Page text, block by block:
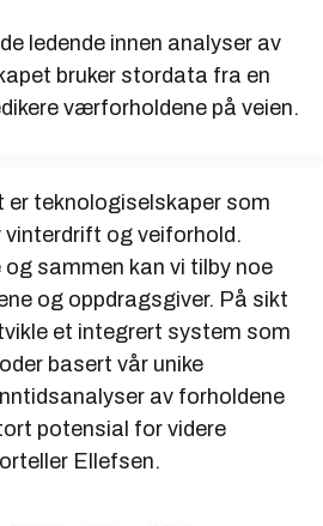
ledende innen analyser av
bruker stordata fra en
værforholdene på veien.
er teknologiselskaper som
og veiforhold.
sammen kan vi tilby noe
og oppdragsgiver. På sikt
et integrert system som
basert vår unike
av forholdene
potensial for videre
Ellefsen.